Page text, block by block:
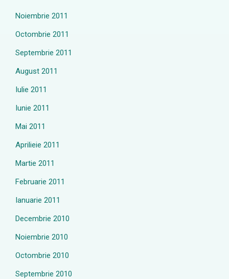
Noiembrie 2011
Octombrie 2011
Septembrie 2011
August 2011
Iulie 2011
Iunie 2011
Mai 2011
Aprilieie 2011
Martie 2011
Februarie 2011
Ianuarie 2011
Decembrie 2010
Noiembrie 2010
Octombrie 2010
Septembrie 2010